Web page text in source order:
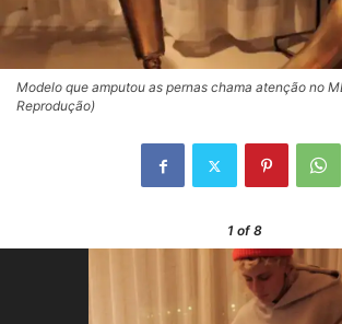
Modelo que amputou as pernas chama atenção no
Reprodução)
1 of 8